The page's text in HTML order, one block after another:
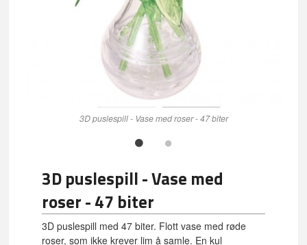
3D puslespill - Vase med roser - 47 biter
3D puslespill - Vase med
roser - 47 biter
3D puslespill med 47 biter. Flott vase med røde
roser, som ikke krever lim å samle. En kul